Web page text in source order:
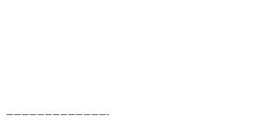
—————————————-